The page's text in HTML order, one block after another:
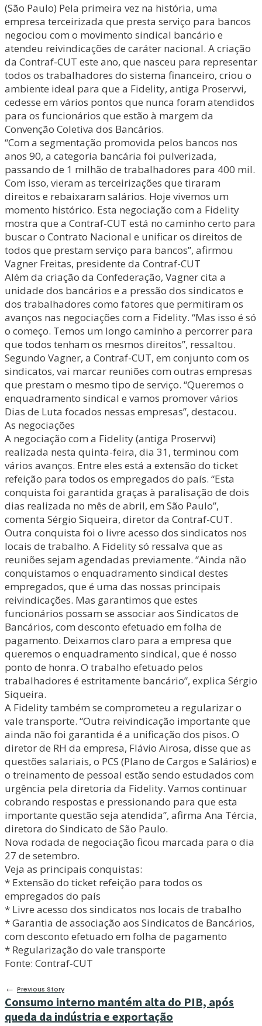
(São Paulo) Pela primeira vez na história, uma
empresa terceirizada que presta serviço para bancos
negociou com o movimento sindical bancário e
atendeu reivindicações de caráter nacional. A criação
da Contraf-CUT este ano, que nasceu para representar
todos os trabalhadores do sistema financeiro, criou o
ambiente ideal para que a Fidelity, antiga Proservvi,
cedesse em vários pontos que nunca foram atendidos
para os funcionários que estão à margem da
Convenção Coletiva dos Bancários.
“Com a segmentação promovida pelos bancos nos
anos 90, a categoria bancária foi pulverizada,
passando de 1 milhão de trabalhadores para 400 mil.
Com isso, vieram as terceirizações que tiraram
direitos e rebaixaram salários. Hoje vivemos um
momento histórico. Esta negociação com a Fidelity
mostra que a Contraf-CUT está no caminho certo para
buscar o Contrato Nacional e unificar os direitos de
todos que prestam serviço para bancos”, afirmou
Vagner Freitas, presidente da Contraf-CUT
Além da criação da Confederação, Vagner cita a
unidade dos bancários e a pressão dos sindicatos e
dos trabalhadores como fatores que permitiram os
avanços nas negociações com a Fidelity. “Mas isso é só
o começo. Temos um longo caminho a percorrer para
que todos tenham os mesmos direitos”, ressaltou.
Segundo Vagner, a Contraf-CUT, em conjunto com os
sindicatos, vai marcar reuniões com outras empresas
que prestam o mesmo tipo de serviço. “Queremos o
enquadramento sindical e vamos promover vários
Dias de Luta focados nessas empresas”, destacou.
As negociações
A negociação com a Fidelity (antiga Proservvi)
realizada nesta quinta-feira, dia 31, terminou com
vários avanços. Entre eles está a extensão do ticket
refeição para todos os empregados do país. “Esta
conquista foi garantida graças à paralisação de dois
dias realizada no mês de abril, em São Paulo”,
comenta Sérgio Siqueira, diretor da Contraf-CUT.
Outra conquista foi o livre acesso dos sindicatos nos
locais de trabalho. A Fidelity só ressalva que as
reuniões sejam agendadas previamente. “Ainda não
conquistamos o enquadramento sindical destes
empregados, que é uma das nossas principais
reivindicações. Mas garantimos que estes
funcionários possam se associar aos Sindicatos de
Bancários, com desconto efetuado em folha de
pagamento. Deixamos claro para a empresa que
queremos o enquadramento sindical, que é nosso
ponto de honra. O trabalho efetuado pelos
trabalhadores é estritamente bancário”, explica Sérgio
Siqueira.
A Fidelity também se comprometeu a regularizar o
vale transporte. “Outra reivindicação importante que
ainda não foi garantida é a unificação dos pisos. O
diretor de RH da empresa, Flávio Airosa, disse que as
questões salariais, o PCS (Plano de Cargos e Salários) e
o treinamento de pessoal estão sendo estudados com
urgência pela diretoria da Fidelity. Vamos continuar
cobrando respostas e pressionando para que esta
importante questão seja atendida”, afirma Ana Tércia,
diretora do Sindicato de São Paulo.
Nova rodada de negociação ficou marcada para o dia
27 de setembro.
Veja as principais conquistas:
* Extensão do ticket refeição para todos os
empregados do país
* Livre acesso dos sindicatos nos locais de trabalho
* Garantia de associação aos Sindicatos de Bancários,
com desconto efetuado em folha de pagamento
* Regularização do vale transporte
Fonte: Contraf-CUT
← Previous Story
Consumo interno mantém alta do PIB, após
queda da indústria e exportação